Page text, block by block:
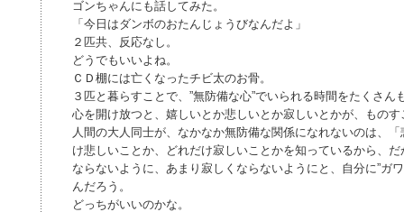
ゴンちゃんにも話してみた。
「今日はダンボのおたんじょうびなんだよ」
２匹共、反応なし。
どうでもいいよね。
ＣＤ棚には亡くなったチビ太のお骨。
３匹と暮らすことで、”無防備な心”でいられる時間をたくさん
心を開け放つと、嬉しいとか悲しいとか寂しいとかが、もの
人間の大人同士が、なかなか無防備な関係になれないのは、
け悲しいことか、どれだけ寂しいことかを知っているから、
ならないように、あまり寂しくならないようにと、自分に”ガ
んだろう。
どっちがいいのかな。